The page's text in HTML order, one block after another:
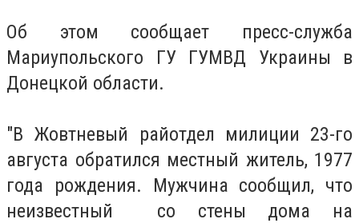
Об этом сообщает пресс-служба
Мариупольского ГУ ГУМВД Украины в
Донецкой области.
"В Жовтневый райотдел милиции 23-го
августа обратился местный житель, 1977
года рождения. Мужчина сообщил, что
неизвестный со стены дома на